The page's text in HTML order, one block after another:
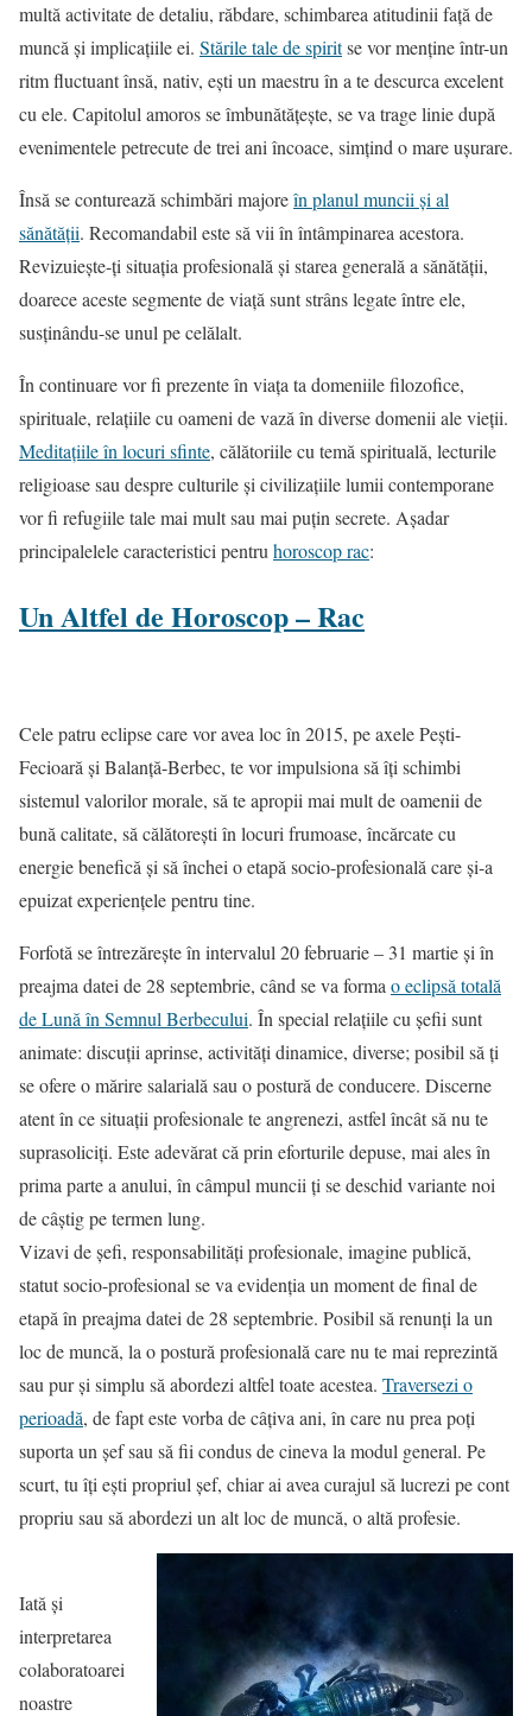
multă activitate de detaliu, răbdare, schimbarea atitudinii față de
muncă și implicațiile ei. Stările tale de spiritse vor menține într-un
ritm fluctuant însă, nativ, ești un maestru în a te descurca excelent
cu ele. Capitolul amoros se îmbunătățește, se va trage linie după
evenimentele petrecute de trei ani încoace, simțind o mare ușurare.
Însă se conturează schimbări majoreîn planul muncii și al
sănătății. Recomandabil este să vii în întâmpinarea acestora.
Revizuiește-ți situația profesională și starea generală a sănătății,
doarece aceste segmente de viață sunt strâns legate între ele,
susținându-se unul pe celălalt.
În continuare vor fi prezente în viața ta domeniile filozofice,
spirituale, relațiile cu oameni de vază în diverse domenii ale vieții.
Meditațiile în locuri sfinte, călătoriile cu temă spirituală, lecturile
religioase sau despre culturile și civilizațiile lumii contemporane
vor fi refugiile tale mai mult sau mai puțin secrete. Așadar
principalelele caracteristici pentru horoscop rac:
Un Altfel de Horoscop – Rac
Cele patru eclipse care vor avea loc în 2015, pe axele Pești-
Fecioară și Balanță-Berbec, te vor impulsiona să îți schimbi
sistemul valorilor morale, să te apropii mai mult de oamenii de
bună calitate, să călătorești în locuri frumoase, încărcate cu
energie benefică și să închei o etapă socio-profesională care și-a
epuizat experiențele pentru tine.
Forfotă se întrezărește în intervalul 20 februarie – 31 martie și în
preajma datei de 28 septembrie, când se va forma o eclipsă totală
de Lună în Semnul Berbecului. În special relațiile cu șefii sunt
animate: discuții aprinse, activități dinamice, diverse; posibil să ți
se ofere o mărire salarială sau o postură de conducere. Discerne
atent în ce situații profesionale te angrenezi, astfel încât să nu te
suprasoliciți. Este adevărat că prin eforturile depuse, mai ales în
prima parte a anului, în câmpul muncii ți se deschid variante noi
de câștig pe termen lung.
Vizavi de șefi, responsabilități profesionale, imagine publică,
statut socio-profesional se va evidenția un moment de final de
etapă în preajma datei de 28 septembrie. Posibil să renunți la un
loc de muncă, la o postură profesională care nu te mai reprezintă
sau pur și simplu să abordezi altfel toate acestea. Traversezi o
perioadă, de fapt este vorba de câțiva ani, în care nu prea poți
suporta un șef sau să fii condus de cineva la modul general. Pe
scurt, tu îți ești propriul șef, chiar ai avea curajul să lucrezi pe cont
propriu sau să abordezi un alt loc de muncă, o altă profesie.
Iată și
interpretarea
colaboratoarei
noastre